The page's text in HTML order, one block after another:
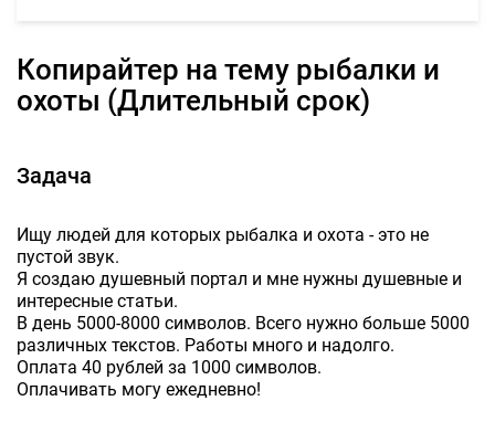
Копирайтер на тему рыбалки и
охоты (Длительный срок)
Задача
Ищу людей для которых рыбалка и охота - это не
пустой звук.
Я создаю душевный портал и мне нужны душевные и
интересные статьи.
В день 5000-8000 символов. Всего нужно больше 5000
различных текстов. Работы много и надолго.
Оплата 40 рублей за 1000 символов.
Оплачивать могу ежедневно!